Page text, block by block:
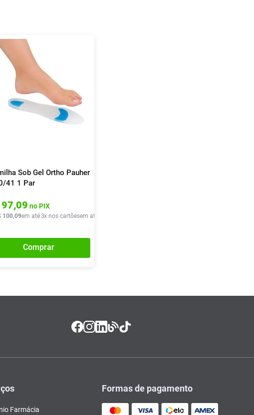
33,54
Sob Gel Ortho Pauher
41 1 Par
97,09 no PIX
100,09em até3x nos cartõesem até
Comprar
Farmácia
Formas de pagamento